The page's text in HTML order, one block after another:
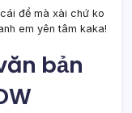
để mà xài chứ ko
em yên tâm kaka!
bản